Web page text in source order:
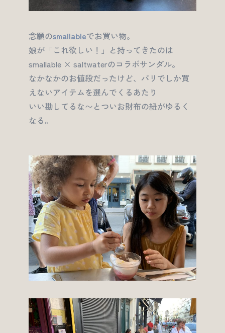
念願のsmallableでお買い物。
娘が「これ欲しい！」と持ってきたのは
smallable × saltwaterのコラボサンダル。
なかなかのお値段だったけど、パリでしか買
えないアイテムを選んでくるあたり
いい勘してるな〜とついお財布の紐がゆるく
なる。